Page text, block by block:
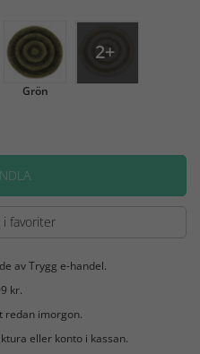
Grön
2+
i favoriter
av Trygg e-handel.
kr.
redan imorgon.
eller konto i kassan.